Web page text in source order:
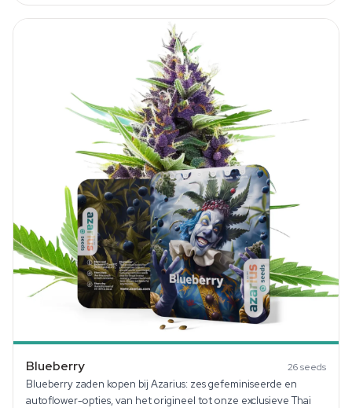
Blueberry 26seeds
Blueberry zaden kopen bij Azarius: zes gefeminiseerde en
autoflower-opties, van het origineel tot onze exclusieve Thai